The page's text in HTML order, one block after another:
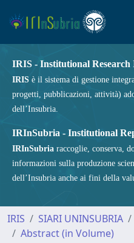
IRIS - Institutional Research
IRIS è il sistema di gestione
progetti, pubblicazioni, attività)
dell’Insubria.
IRInSubria - Institutional
IRInSubria raccoglie, conserva,
informazioni sulla produzione
dell’Insubria anche ai fini della
IRIS SIARI UNINSUBRIA
Abstract (in Volume)